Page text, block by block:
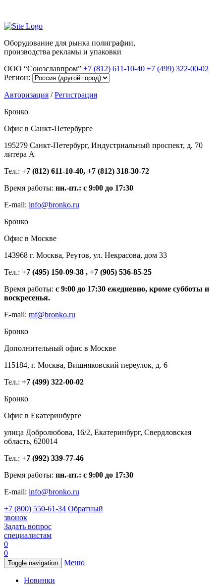
Оборудование для рынка полиграфии,
производства рекламы и упаковки
ООО “Союзславпром” +7 (812) 611-10-40 +7 (499) 322-00-02
Регион:
Авторизация /Регистрация
Бронко
Офис в Санкт-Петербурге
195279 Санкт-Петербург, Индустриальный проспект, д. 70
литера А
Тел.: +7 (812) 611-10-40, +7 (812) 318-30-72
Время работы: пн.-пт.: с 9:00 до 17:30
E-mail: info@bronko.ru
Бронко
Офис в Москве
143968 г. Москва, Реутов, ул. Некрасова, дом 33
Тел.: +7 (495) 150-09-38 , +7 (905) 536-85-25
Время работы: с 9:00 до 17:30 ежедневно, кроме субботы и
воскресенья.
E-mail: mf@bronko.ru
Бронко
Дополнительный офис в Москве
115184, г. Москва, Вишняковский переулок, д. 6
Тел.: +7 (499) 322-00-02
Бронко
Офис в Екатеринбурге
улица Добролюбова, 16/2, Екатеринбург, Свердловская
область, 620014
Тел.: +7 (992) 339-77-46
Время работы: пн.-пт.: с 9:00 до 17:30
E-mail: info@bronko.ru
+7 (800) 550-61-34 Обратный
звонок
Задать вопрос
специалистам
0
0
Toggle navigation Меню
Новинки